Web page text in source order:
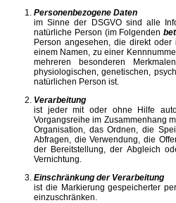
Personenbezogene Daten
im Sinne der DSGVO sind alle
natürliche Person (im Folgenden
Person angesehen, die direkt
einem Namen, zu einer
mehreren besonderen
physiologischen, genetischen,
natürlichen Person ist.
Verarbeitung
ist jeder mit oder ohne Hilfe
Vorgangsreihe im Zusammenhang
Organisation, das Ordnen, die
Abfragen, die Verwendung, die
der Bereitstellung, der Abgleich
Vernichtung.
Einschränkung der Verarbeitung
ist die Markierung gespeicherter
einzuschränken.